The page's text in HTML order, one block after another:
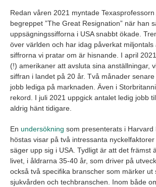
Redan våren 2021 myntade
begreppet ”The Great Resignation” när han
uppsägningssifforna i USA snabbt ökade.
över världen och har idag påverkat miljontals
siffrorna vi pratar om är hisnande. I april
(!) amerikaner att avsluta sina anställningar,
siffran i landet på 20 år. Två månader
jobb lediga på marknaden. Även i
rekord. I juli 2021 uppgick antalet ledig jobb
aldrig hänt tidigare.
En undersökning som presenterats i Harvard
höstas visar på två intressanta
säger upp sig i USA. Tydligt är att det främst
livet, i åldrarna 35-40 år, som driver på
också två specifika branscher som märker ut
sjukvården och techbranschen. Inom både